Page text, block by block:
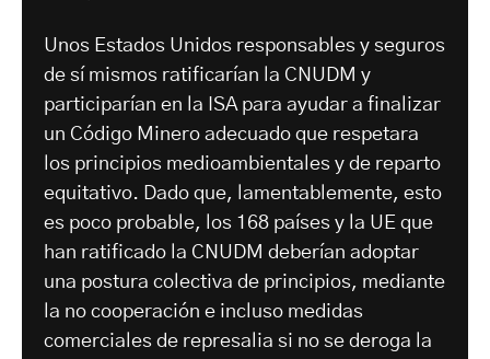
Unos Estados Unidos responsables y seguros
de sí mismos ratificarían la CNUDM y
participarían en la ISA para ayudar a finalizar
un Código Minero adecuado que respetara
los principios medioambientales y de reparto
equitativo. Dado que, lamentablemente, esto
es poco probable, los 168 países y la UE que
han ratificado la CNUDM deberían adoptar
una postura colectiva de principios, mediante
la no cooperación e incluso medidas
comerciales de represalia si no se deroga la